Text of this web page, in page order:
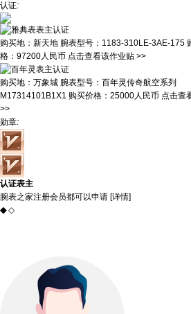
认证:
购买地： 新天地 腕表型号： 1183-310LE-3AE-175
格： 97200人民币 点击查看该作业贴 >>
购买地： 万象城 腕表型号： 百年灵传奇航空系列
M17314101B1X1 购买价格： 25000人民币 点击查
>>
勋章:
认证表主
腕表之家注册会员都可以申请 [详情]
◆ ◇